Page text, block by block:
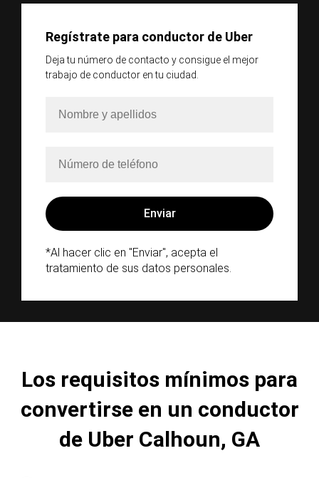
Regístrate para conductor de Uber
Deja tu número de contacto y consigue el mejor
trabajo de conductor en tu ciudad.
*Al hacer clic en "Enviar", acepta el
tratamiento de sus datos personales.
Los requisitos mínimos para
convertirse en un conductor
de Uber Calhoun, GA